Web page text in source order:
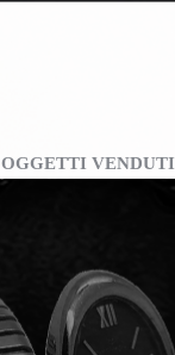
OGGETTI VENDUTI